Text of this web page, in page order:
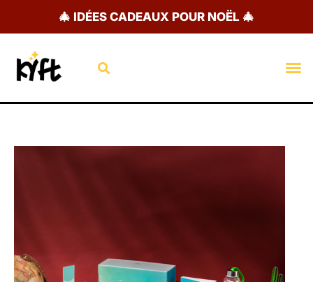
🎄 IDÉES CADEAUX POUR NOËL 🎄
Rechercher